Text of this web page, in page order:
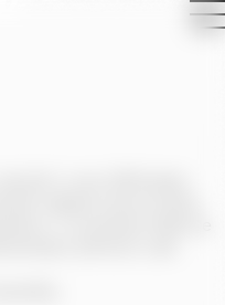
v roce
V současné době se
příchutí s alk.